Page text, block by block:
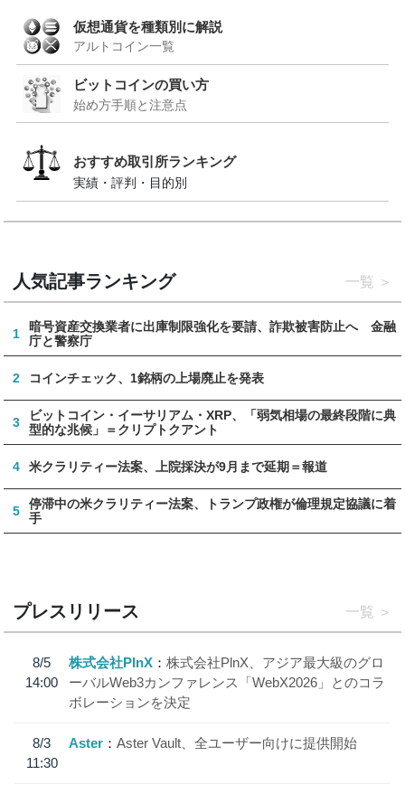
仮想通貨を種類別に解説
アルトコイン一覧
ビットコインの買い方
始め方手順と注意点
おすすめ取引所ランキング
実績・評判・目的別
人気記事ランキング 一覧
1
暗号資産交換業者に出庫制限強化を要請、詐欺被害防止へ 金融
庁と警察庁
2 コインチェック、1銘柄の上場廃止を発表
3
ビットコイン・イーサリアム・XRP、「弱気相場の最終段階に典
型的な兆候」＝クリプトクアント
4 米クラリティー法案、上院採決が9月まで延期＝報道
5
停滞中の米クラリティー法案、トランプ政権が倫理規定協議に着
手
プレスリリース 一覧
8/5
14:00
株式会社PlnX
株式会社PlnX、アジア最大級のグロ
ーバルWeb3カンファレンス「WebX2026」とのコラ
ボレーションを決定
8/3
11:30
Aster Aster Vault、全ユーザー向けに提供開始